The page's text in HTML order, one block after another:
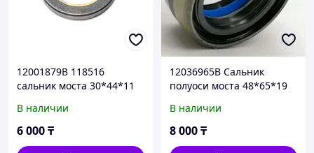
12001879B 118516
сальник моста 30*44*11
В наличии
6 000₸
12036965B Сальник
полуоси моста 48*65*19
В наличии
8 000₸